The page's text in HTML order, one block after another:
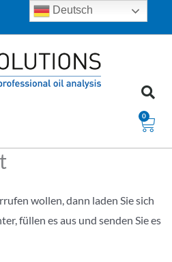
0
wollen, dann laden Sie sich
füllen es aus und senden Sie es
Deutsch